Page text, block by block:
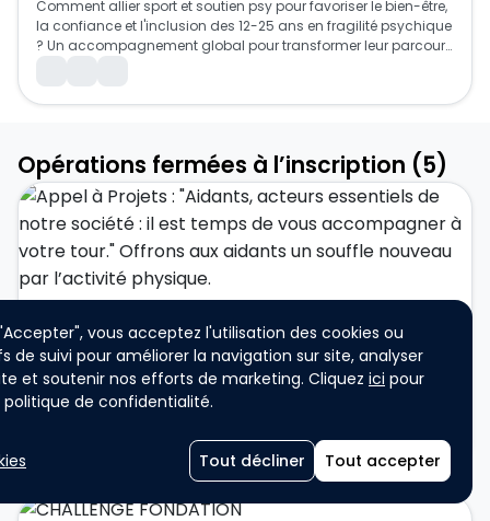
vous acceptez l'utilisation des cookies ou
de suivi pour améliorer la navigation sur site, analyser
et soutenir nos efforts de marketing. Cliquez ici pour
de confidentialité.
Tout décliner Tout accepter
Comment allier sport et soutien psy pour favoriser le bien-être,
la confiance et l'inclusion des 12-25 ans en fragilité psychique
? Un accompagnement global pour transformer leur parcours
ASSOCIATION / ONG
Opérations fermées à l’inscription (5)
Les objectifs de cet appel à projets sont de : préserver et
améliorer la santé mentale et physique des aidants par une
activité régulière, rompre l’isolement et recréer des espaces de
redonner une place active dans sa propre trajectoire de santé
et favoriser l’inclusion, la convivialité et la co-construction de
projets avec les aidants.
L’appel à projets est doté d’un montant de 100
Grand Public
Participation individuelle
Participation unique